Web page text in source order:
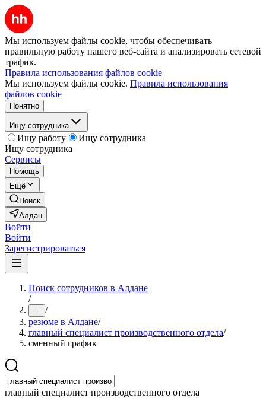
Мы используем файлы cookie, чтобы обеспечивать
правильную работу нашего веб-сайта и анализировать сетевой
трафик.
Правила использования файлов cookie
Мы используем файлы cookie. Правила использования
файлов cookie
Понятно
Ищу сотрудника
Ищу работу
Ищу сотрудника
Ищу сотрудника
Сервисы
Помощь
Ещё
Поиск
Алдан
Войти
Войти
Зарегистрироваться
Поиск сотрудников в Алдане
/
... /
резюме в Алдане/
главный специалист производственного отдела/
сменный график
главный специалист производственного отдела